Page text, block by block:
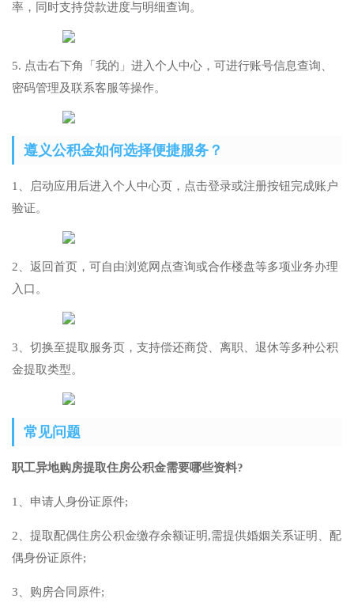
率，同时支持贷款进度与明细查询。
5. 点击右下角「我的」进入个人中心，可进行账号信息查询、
密码管理及联系客服等操作。
遵义公积金如何选择便捷服务？
1、启动应用后进入个人中心页，点击登录或注册按钮完成账户
验证。
2、返回首页，可自由浏览网点查询或合作楼盘等多项业务办理
入口。
3、切换至提取服务页，支持偿还商贷、离职、退休等多种公积
金提取类型。
常见问题
职工异地购房提取住房公积金需要哪些资料?
1、申请人身份证原件;
2、提取配偶住房公积金缴存余额证明,需提供婚姻关系证明、配
偶身份证原件;
3、购房合同原件;